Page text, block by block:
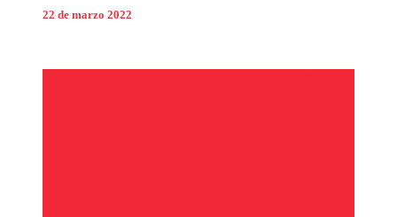
22 de marzo 2022